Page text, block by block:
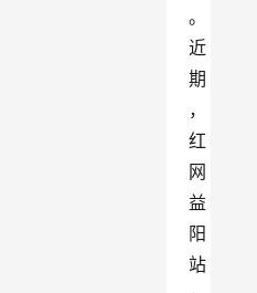
。
近
期
，
红
网
益
阳
站